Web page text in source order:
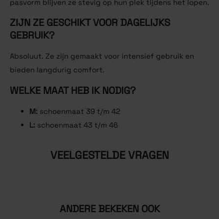
pasvorm blijven ze stevig op hun plek tijdens het lopen.
ZIJN ZE GESCHIKT VOOR DAGELIJKS
GEBRUIK?
Absoluut. Ze zijn gemaakt voor intensief gebruik en
bieden langdurig comfort.
WELKE MAAT HEB IK NODIG?
M: schoenmaat 39 t/m 42
L: schoenmaat 43 t/m 46
VEELGESTELDE VRAGEN
ANDERE BEKEKEN OOK